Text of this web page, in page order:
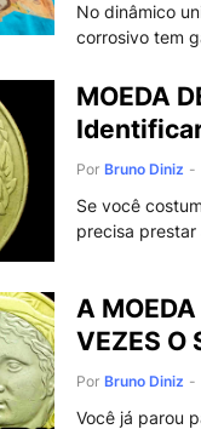
No dinâmico
corrosivo tem
MOEDA
Por Bruno Diniz -
Se você
precisa
A
VEZES O
Por Bruno Diniz -
Você já parou